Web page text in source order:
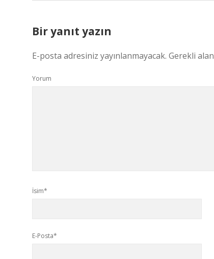
Bir yanıt yazın
E-posta adresiniz yayınlanmayacak. Gerekli
Yorum
İsim*
E-Posta*